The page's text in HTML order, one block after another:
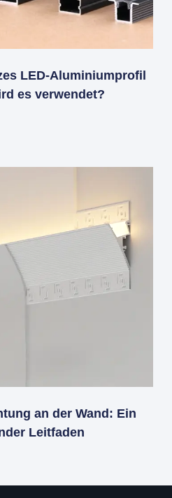
LED-Aluminiumprofil
es verwendet?
an der Wand: Ein
Leitfaden